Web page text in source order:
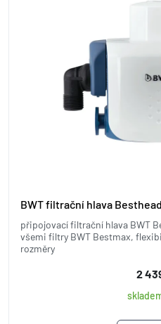
BWT filtrační hlava
připojovací filtrační hlava BWT
všemi filtry BWT Bestmax,
rozměry
2